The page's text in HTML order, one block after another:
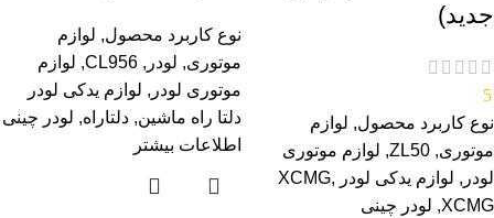
جدید)
5
نوع کاربرد محصول, لوازم
موتوری,
ZL50
, لوازم موتوری
لودر , لوازم یدکی لودر XCMG ,
XCMG
, لودر چینی
نوع کاربرد محصول, لوازم
موتوری, لودر ,
CL956
, لوازم
موتوری لودر , لوازم یدکی لودر
دلتا راه ماشین, دلتاراه, لودر چینی
اطلاعات بیشتر